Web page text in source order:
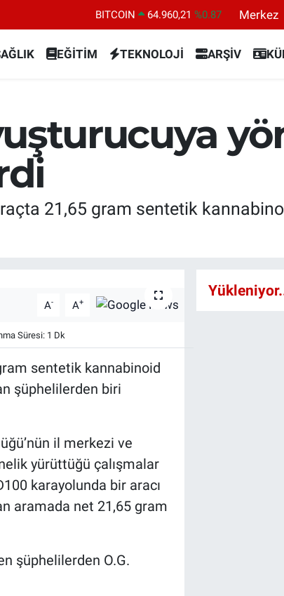
BITCOIN 64.960,21 %0.87
BİST100
13.779 %-14
Merkez
EĞİTİM TEKNOLOJİ ARŞİV
21,65 gram sentetik
A- A+
Süresi: 1 Dk
sentetik kannabinoid
şüphelilerden biri
il merkezi ve
yürüttüğü çalışmalar
karayolunda bir aracı
aramada net 21,65 gram
şüphelilerden O.G.